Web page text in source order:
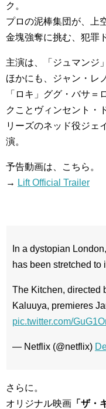
ク。
プロの泥棒集団が、上
金塊強奪に挑む、犯罪
主演は、「ジュマンジ
ほかにも、ジャン・レ
「ロキ」ググ・バサ＝
クことヴィンセント・
リーズのネッド役ジェ
演。
予告動画は、こちら。
→ Lift Official Trailer
In a dystopian
has been stretched to
The Kitchen, directed
Kaluuya, premieres
pic.twitter.com/
— Netflix (@netflix)
さらに。
オリジナル映画 「ザ・